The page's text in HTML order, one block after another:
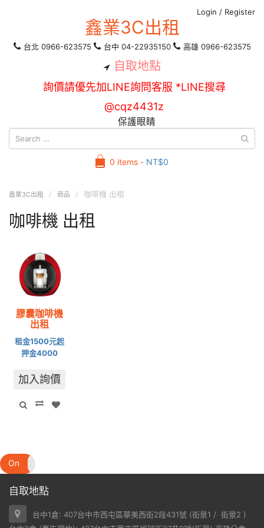
Login / Register
鑫業3C出租
台北 0966-623575 台中 04-22935150 高雄 0966-623575
自取地點
詢價請優先加LINE詢問客服 *LINE搜尋
@cqz4431z
保護眼睛
0 items - NT$0
鑫業3C出租 商品 咖啡機 出租
咖啡機 出租
膠囊咖啡機
出租
租金1500元起
押金4000
加入詢價
On
自取地點
台中1倉: 407台中市西屯區華美西街2段431號 (街景1 / 街景2 )